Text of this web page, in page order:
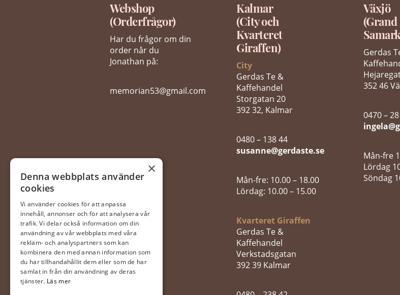
Webshop
(Orderfrågor)
Har du frågor om din
order når du
Jonathan på:
memorian53@gmail.com
Kalmar
(City och
Kvarteret
Giraffen)
City
Gerdas Te &
Kaffehandel
Storgatan 20
392 32, Kalmar
0480 – 138 44
susanne@gerdaste.se
Mån-fre: 10.00 – 18.00
Lördag: 10.00 – 15.00
Kvarteret Giraffen
Gerdas Te &
Kaffehandel
Verkstadsgatan
392 39 Kalmar
Växjö
(Grand
Gerdas
352 46
0470 –
Mån-fre
Lördag
Söndag
×
Denna webbplats använder
cookies
Vi använder cookies för att anpassa
innehåll, annonser och för att analysera vår
trafik. Vi delar också information om din
användning av vår webbplats med våra
reklam- och analyspartners som kan
kombinera den med annan information som
du har tillhandahållit dem eller som de har
samlat in från din användning av deras
tjänster. Läs mer